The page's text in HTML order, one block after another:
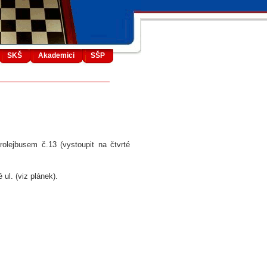
SKŠ Akademici SŠP
č.13 (vystoupit na čtvrté
ul. (viz plánek).